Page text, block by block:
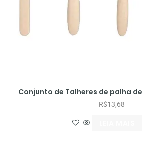
Conjunto de Talheres de palha
R$13,68